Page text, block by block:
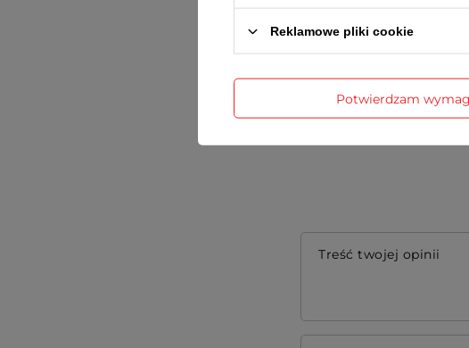
instrukcję
Treść twojej opinii
Reklamowe pliki cookie
Potwierdzam